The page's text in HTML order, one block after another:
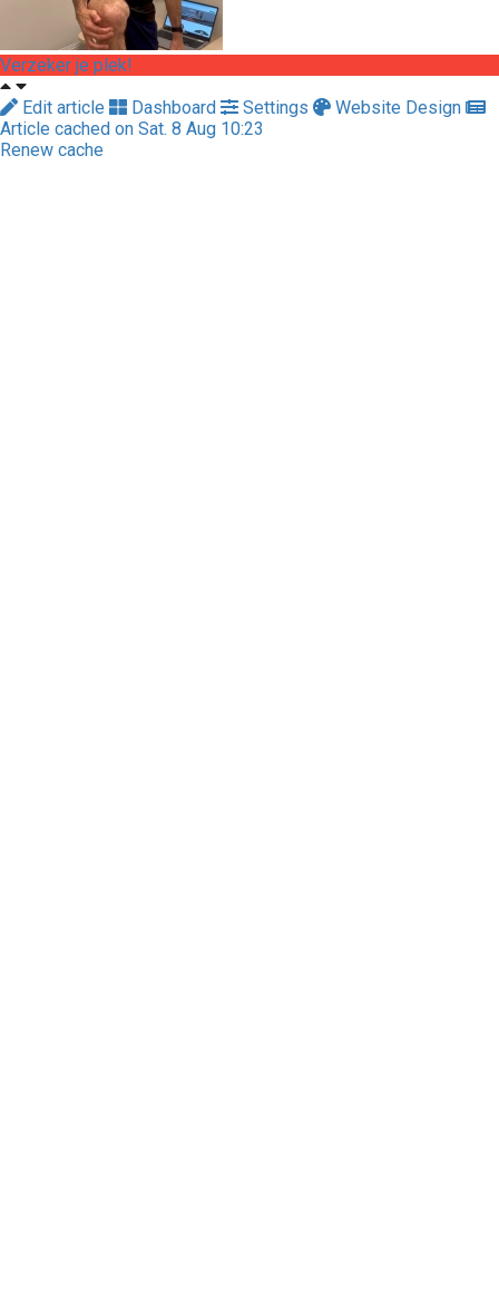
Verzeker je plek!
Edit article
Dashboard Settings
Website Design
Article cached on Sat. 8 Aug 10:23
Renew cache